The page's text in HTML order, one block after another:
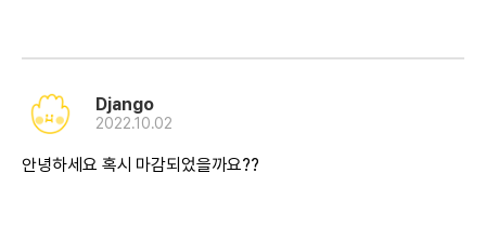
Django
2022.10.02
안녕하세요 혹시 마감되었을까요??